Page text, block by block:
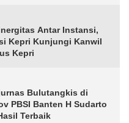
Antar Instansi,
Kepri Kunjungi Kanwil
Kepri
Bulutangkis di
PBSI Banten H Sudarto
Terbaik